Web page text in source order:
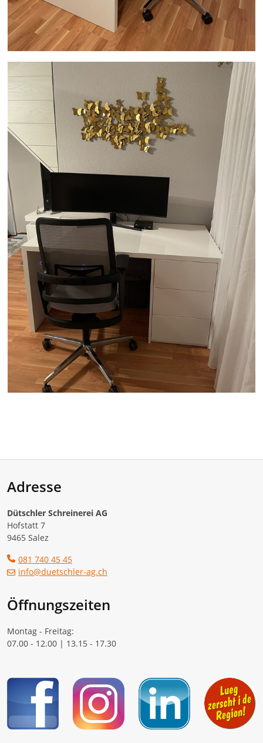
Adresse
Dütschler Schreinerei AG
Hofstatt 7
9465 Salez
081 740 45 45
info@duetschler-ag.ch
Öffnungszeiten
Montag - Freitag:
07.00 - 12.00 | 13.15 - 17.30